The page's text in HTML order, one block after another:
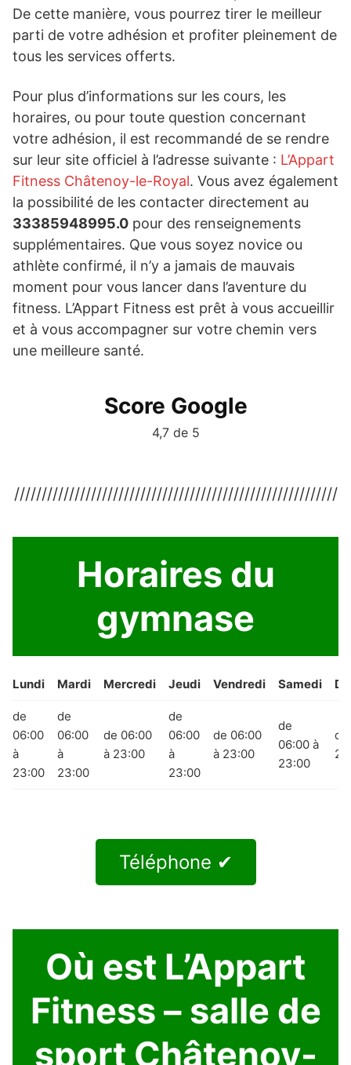
De cette manière, vous pourrez tirer le meilleur
parti de votre adhésion et profiter pleinement de
tous les services offerts.
Pour plus d’informations sur les cours, les
horaires, ou pour toute question concernant
votre adhésion, il est recommandé de se rendre
sur leur site officiel à l’adresse suivante : L’Appart
Fitness Châtenoy-le-Royal. Vous avez également
la possibilité de les contacter directement au
33385948995.0 pour des renseignements
supplémentaires. Que vous soyez novice ou
athlète confirmé, il n’y a jamais de mauvais
moment pour vous lancer dans l’aventure du
fitness. L’Appart Fitness est prêt à vous accueillir
et à vous accompagner sur votre chemin vers
une meilleure santé.
Score Google
4,7 de 5
///////////////////////////////////////////////////////////
Horaires du
gymnase
Lundi Mardi Mercredi Jeudi Vendredi Samedi
de
06:00
à
23:00
de
06:00
à
23:00
de 06:00
à 23:00
de
06:00
à
23:00
de 06:00
à 23:00
de
06:00 à
23:00
de
Téléphone ✔
Où est L’Appart
Fitness – salle de
sport Châtenoy-